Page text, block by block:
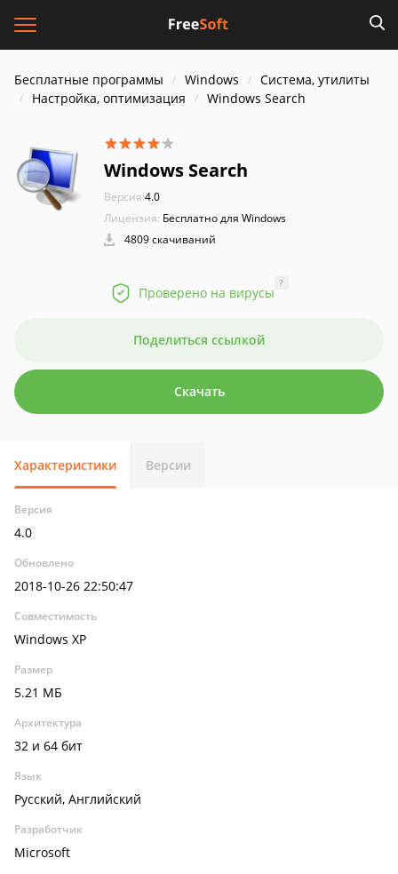
Бесплатные программы Windows
Система, утилиты
Настройка, оптимизация
Windows Search
Windows Search
Версия:4.0
Лицензия: Бесплатно для Windows
4809 скачиваний
Проверено на вирусы
?
Поделиться ссылкой
Скачать
Характеристики Версии
Версия
4.0
Обновлено
2018-10-26 22:50:47
Совместимость
Windows XP
Размер
5.21 МБ
Архитектура
32 и 64 бит
Язык
Русский, Английский
Разработчик
Microsoft